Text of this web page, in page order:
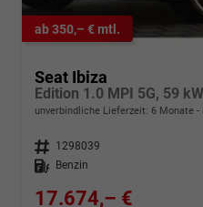
ab 350,– € mtl.
Seat Ibiza
unverbindliche Lieferzeit: 6 Monate
Fahrzeugnr. 1298039
Kraftstoff
Benzin
17.674,– €